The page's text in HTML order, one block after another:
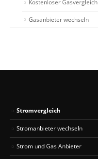
Kostenloser Gasvergleich
Gasanbieter wechseln
Stromvergleich
Stromanbieter wechseln
Strom und Gas Anbieter